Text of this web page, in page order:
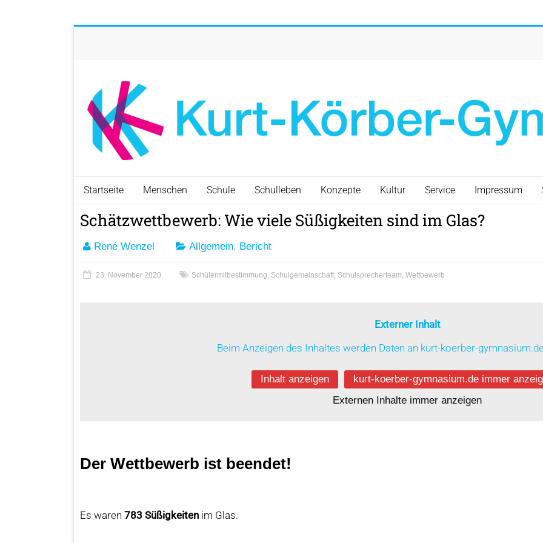
Startseite Menschen Schule Schulleben Konzepte Kultur Service Impressum
Schätzwettbewerb: Wie viele Süßigkeiten sind im Glas?
René Wenzel Allgemein, Bericht
23. November 2020 Schülermitbestimmung, Schulgemeinschaft, Schulsprecherteam, Wettbewerb
Externer Inhalt
Beim Anzeigen des Inhaltes werden Daten an kurt-koerber-
Inhalt anzeigen
kurt-koerber-gymnasium.de immer
Externen Inhalte immer anzeigen
Der Wettbewerb ist beendet!
Es waren 783 Süßigkeiten im Glas.